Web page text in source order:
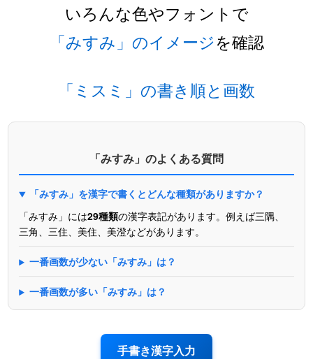
いろんな色やフォントで
「みすみ」のイメージを確認
「ミスミ」の書き順と画数
「みすみ」のよくある質問
「みすみ」を漢字で書くとどんな種類がありますか？
「みすみ」には29種類の漢字表記があります。例えば三隅、
三角、三住、美住、美澄などがあります。
一番画数が少ない「みすみ」は？
一番画数が多い「みすみ」は？
手書き漢字入力